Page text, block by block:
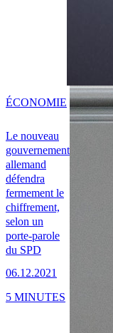
Le nouveau
gouvernement
allemand
défendra
fermement le
chiffrement,
selon un
porte-parole
du SPD
06.12.2021
ÉCONOMIE
5 MINUTES